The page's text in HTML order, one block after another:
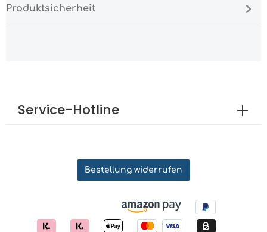
Produktsicherheit
Service-Hotline
Bestellung widerrufen